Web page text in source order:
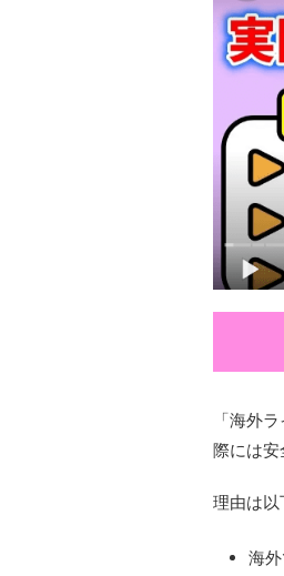
「海外
際には安
理由は以
海